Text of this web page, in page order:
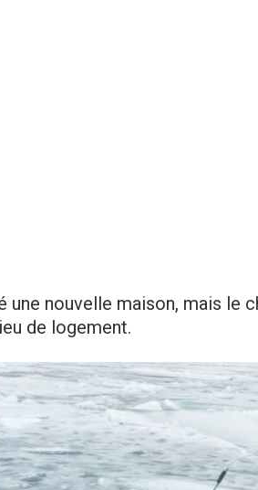
une nouvelle maison, mais le
de logement.